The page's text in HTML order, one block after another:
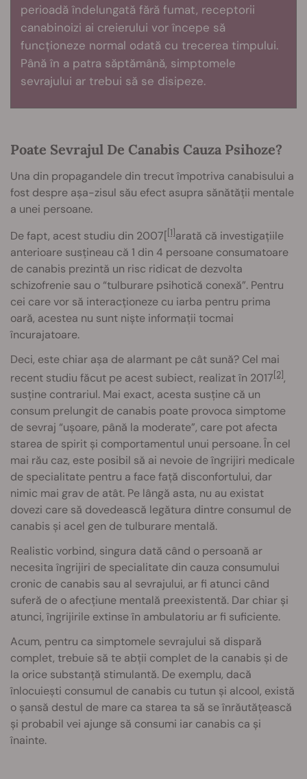
perioadă îndelungată fără fumat, receptorii
canabinoizi ai creierului vor începe să
funcționeze normal odată cu trecerea timpului.
Până în a patra săptămână, simptomele
sevrajului ar trebui să se disipeze.
Poate Sevrajul De Canabis Cauza Psihoze?
Una din propagandele din trecut împotriva canabisului a
fost despre așa-zisul său efect asupra sănătății mentale
a unei persoane.
De fapt, acest studiu din 2007[[1]arată că investigațiile
anterioare susțineau că 1 din 4 persoane consumatoare
de canabis prezintă un risc ridicat de dezvolta
schizofrenie sau o “tulburare psihotică conexă”. Pentru
cei care vor să interacționeze cu iarba pentru prima
oară, acestea nu sunt niște informații tocmai
încurajatoare.
Deci, este chiar așa de alarmant pe cât sună? Cel mai
recent studiu făcut pe acest subiect, realizat în 2017[2],
susține contrariul. Mai exact, acesta susține că un
consum prelungit de canabis poate provoca simptome
de sevraj “ușoare, până la moderate”, care pot afecta
starea de spirit și comportamentul unui persoane. În cel
mai rău caz, este posibil să ai nevoie de îngrijiri medicale
de specialitate pentru a face față disconfortului, dar
nimic mai grav de atât. Pe lângă asta, nu au existat
dovezi care să dovedească legătura dintre consumul de
canabis și acel gen de tulburare mentală.
Realistic vorbind, singura dată când o persoană ar
necesita îngrijiri de specialitate din cauza consumului
cronic de canabis sau al sevrajului, ar fi atunci când
suferă de o afecțiune mentală preexistentă. Dar chiar și
atunci, îngrijirile extinse în ambulatoriu ar fi suficiente.
Acum, pentru ca simptomele sevrajului să dispară
complet, trebuie să te abții complet de la canabis și de
la orice substanță stimulantă. De exemplu, dacă
înlocuiești consumul de canabis cu tutun și alcool, există
o șansă destul de mare ca starea ta să se înrăutățească
și probabil vei ajunge să consumi iar canabis ca și
înainte.